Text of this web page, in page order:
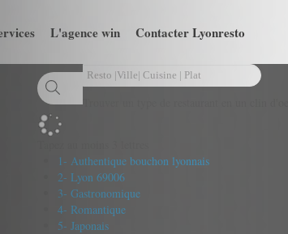
L'agence win Contacter Lyonresto
1- Authentique bouchon lyonnais
2- Lyon 69006
3- Gastronomique
4- Romantique
5- Japonais